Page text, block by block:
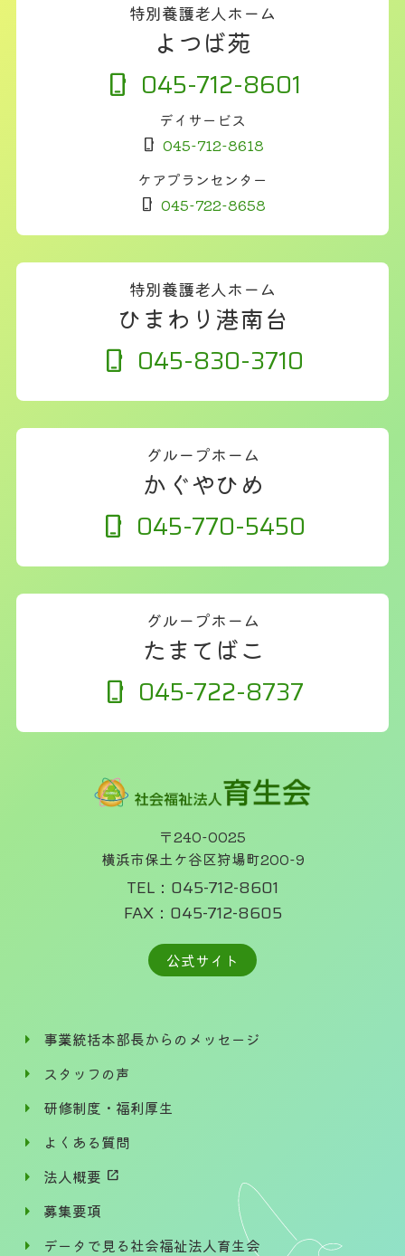
特別養護老人ホーム
よつば苑
045-712-8601
デイサービス
045-712-8618
ケアプランセンター
045-722-8658
特別養護老人ホーム
ひまわり港南台
045-830-3710
グループホーム
かぐやひめ
045-770-5450
グループホーム
たまてばこ
045-722-8737
〒240-0025
横浜市保土ケ谷区狩場町200-9
TEL：045-712-8601
FAX：045-712-8605
公式サイト
事業統括本部長からのメッセージ
スタッフの声
研修制度・福利厚生
よくある質問
法人概要 open_in_new
募集要項
データで見る社会福祉法人育生会